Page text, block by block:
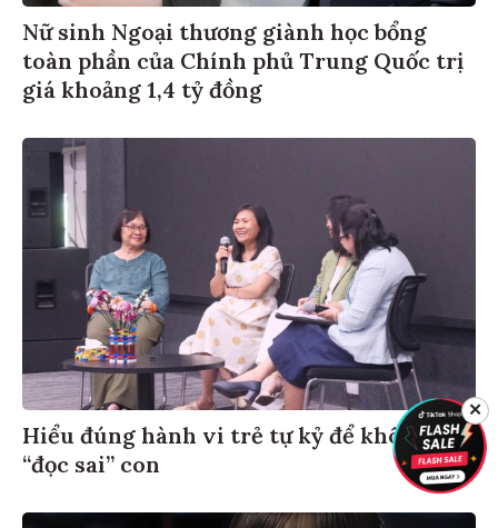
Nữ sinh Ngoại thương giành học bổng
toàn phần của Chính phủ Trung Quốc trị
giá khoảng 1,4 tỷ đồng
Hiểu đúng hành vi trẻ tự kỷ để không
“đọc sai” con
✕